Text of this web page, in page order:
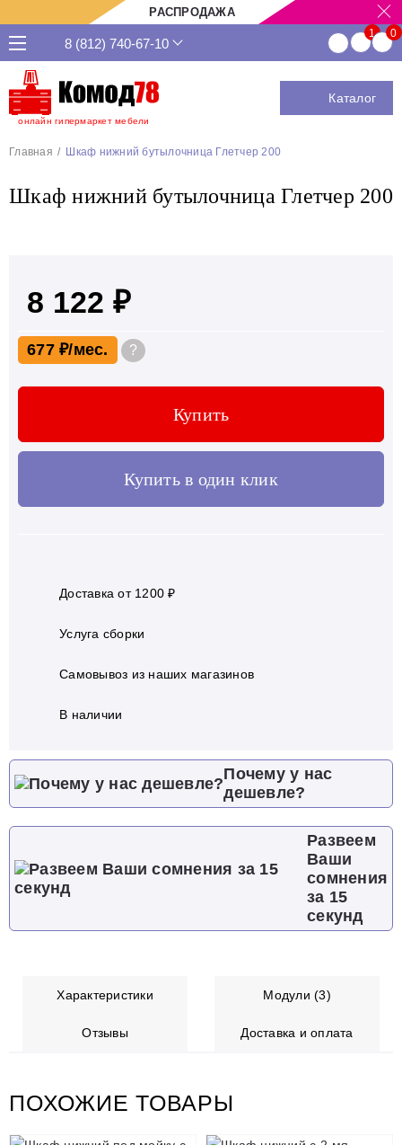
РАСПРОДАЖА
онлайн гипермаркет мебели
8 (812) 740-67-10
Каталог
Главная Шкаф нижний бутылочница Глетчер 200
Шкаф нижний бутылочница Глетчер 200
8 122 ₽
677 ₽ ?
Купить
Купить в один клик
Доставка от 1200 ₽
Услуга сборки
Самовывоз из наших магазинов
В наличии
Почему у нас
дешевле?
Развеем
Ваши
сомнения
за 15
секунд
Характеристики Модули (3)
Отзывы Доставка и оплата
ПОХОЖИЕ ТОВАРЫ